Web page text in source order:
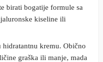
birati bogatije formule sa
kiseline ili
kremu. Obično
graška ili manje, mada